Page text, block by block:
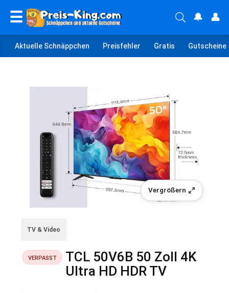
☰ 🔔 👤
Aktuelle Schnäppchen Preisfehler Gratis Gutscheine
Vergrößern
TV & Video
VERPASST
TCL 50V6B 50 Zoll 4K
Ultra HD HDR TV